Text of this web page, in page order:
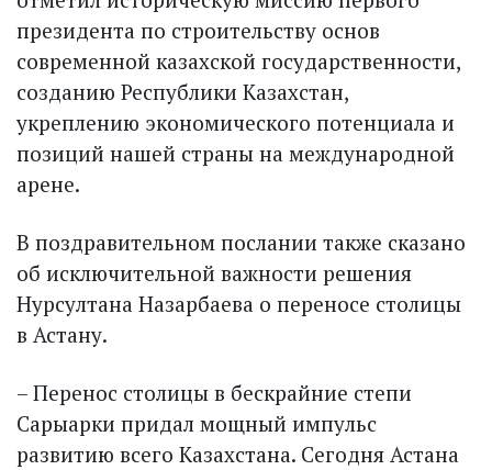
президента по строительству основ
современной казахской государственности,
созданию Республики Казахстан,
укреплению экономического потенциала и
позиций нашей страны на международной
арене.
В поздравительном послании также сказано
об исключительной важности решения
Нурсултана Назарбаева о переносе столицы
в Астану.
– Перенос столицы в бескрайние степи
Сарыарки придал мощный импульс
развитию всего Казахстана. Сегодня Астана